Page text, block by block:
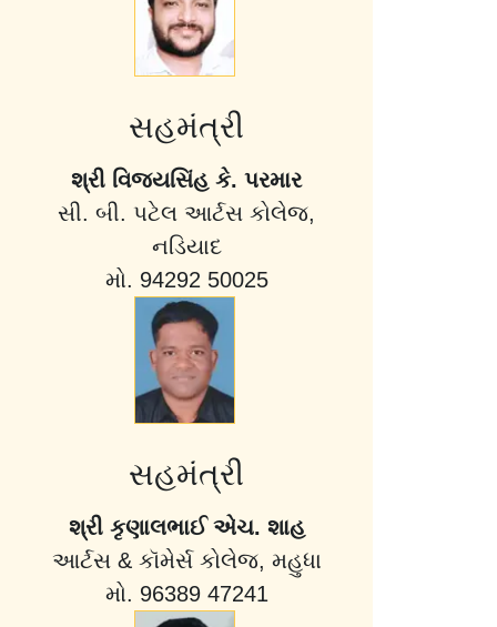
સહમંત્રી
શ્રી વિજયસિંહ કે. પરમાર
સી. બી. પટેલ આર્ટસ કોલેજ,
નડિયાદ
મો. 94292 50025
સહમંત્રી
શ્રી કૃણાલભાઈ એચ. શાહ
આર્ટસ & કૉમેર્સ કોલેજ, મહુધા
મો. 96389 47241